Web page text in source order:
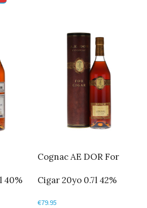
40%
Cognac AE DOR For
Cigar 20yo 0.7l 42%
€79.95